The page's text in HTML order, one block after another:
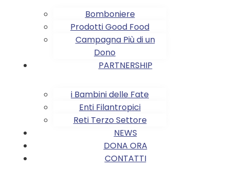
Bomboniere
Prodotti Good Food
Campagna Più di un
Dono
PARTNERSHIP
i Bambini delle Fate
Enti Filantropici
Reti Terzo Settore
NEWS
DONA ORA
CONTATTI